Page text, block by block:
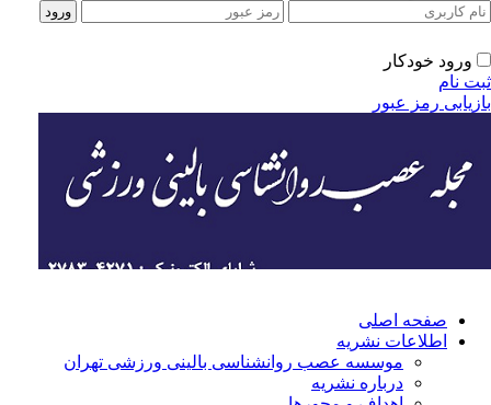
ورود خودکار
نام
رمز عبور
صفحه اصلی
اطلاعات نشریه
موسسه عصب روانشناسی بالینی ورزشی تهران
درباره نشریه